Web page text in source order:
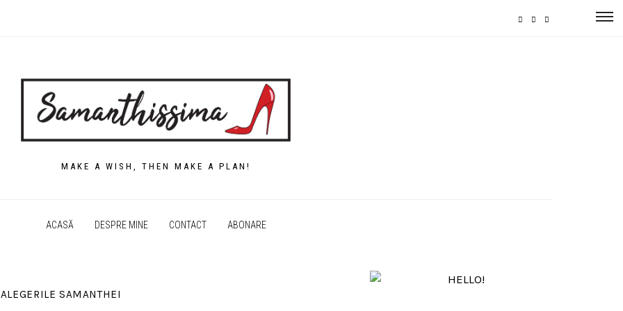
MAKE A WISH, THEN MAKE A PLAN!
ACASĂ DESPRE MINE CONTACT ABONARE
ALEGERILE SAMANTHEI